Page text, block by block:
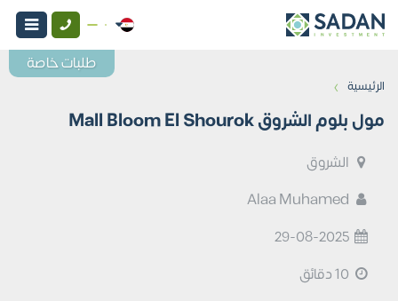
الرئيسية ›
مول بلوم الشروق Mall Bloom El Shourok
الشروق
29-08-2025
طلبات خاصة